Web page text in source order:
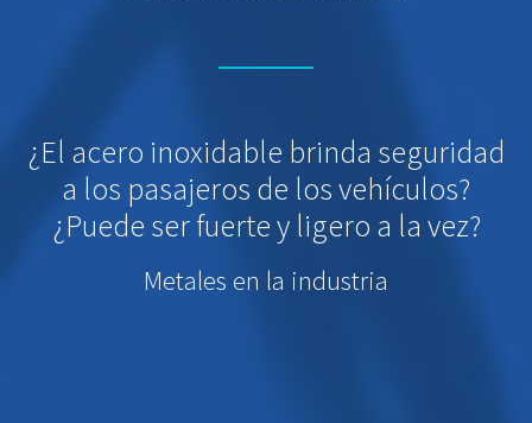
¿El acero inoxidable brinda seguridad
a los pasajeros de los vehículos?
¿Puede ser fuerte y ligero a la vez?
Metales en la industria